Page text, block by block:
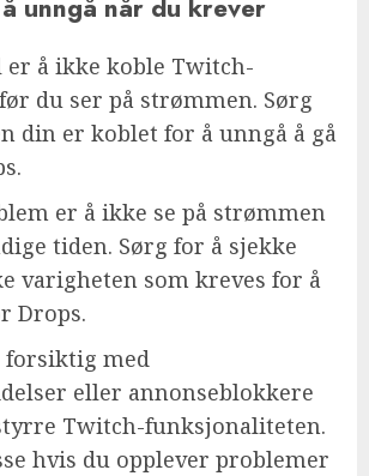
unngå når du krever
er å ikke koble Twitch-
du ser på strømmen. Sørg
din er koblet for å unngå å gå
er å ikke se på strømmen
tiden. Sørg for å sjekke
varigheten som kreves for å
Drops.
med
eller annonseblokkere
Twitch-funksjonaliteten.
hvis du opplever problemer